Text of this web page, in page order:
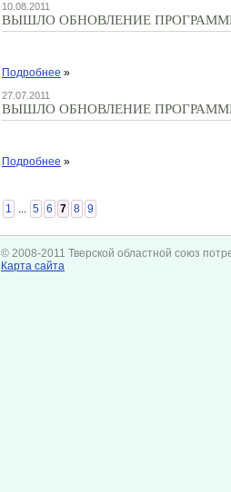
10.08.2011
ВЫШЛО ОБНОВЛЕНИЕ
Подробнее »
27.07.2011
ВЫШЛО ОБНОВЛЕНИЕ
Подробнее »
1 ... 5 6 7 8 9
© 2008-2011 Тверской областной союз
Карта сайта